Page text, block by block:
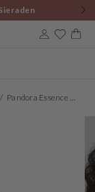
Cart
Pandora Essence 925 Sterling Silver Rippled Wide Band Ring 193886C00-54